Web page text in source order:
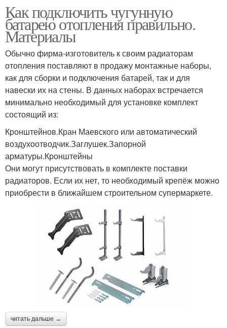
Как подключить чугунную
батарею отопления правильно.
Материалы
Обычно фирма-изготовитель к своим радиаторам
отопления поставляют в продажу монтажные наборы,
как для сборки и подключения батарей, так и для
навески их на стены. В данных наборах встречается
минимально необходимый для установке комплект
состоящий из:
Кронштейнов.Кран Маевского или автоматический
воздухоотводчик.Заглушек.Запорной
арматуры.Кронштейны
Они могут присутствовать в комплекте поставки
радиаторов. Если их нет, то необходимый крепёж можно
приобрести в ближайшем строительном супермаркете.
читать дальше →